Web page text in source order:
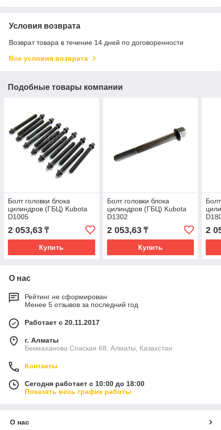
Условия возврата
Возврат товара в течение 14 дней по договоренности
Все условия возврата
Подобные товары компании
Болт головки блока
цилиндров (ГБЦ) Kubota
D1005
2 053,63 ₸
Купить
Болт головки блока
цилиндров (ГБЦ) Kubota
D1302
2 053,63₸
Купить
2
О нас
Рейтинг не сформирован
Менее 5 отзывов за последний год
Работает с 20.11.2017
г. Алматы
Бекмаханова Спаская 68, Алматы, Казахстан
Контакты
Сегодня работает с 10:00 до 18:00
Показать весь график работы
О нас